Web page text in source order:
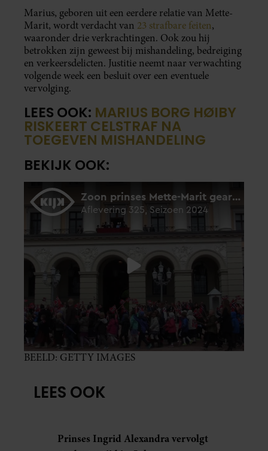
Marius, geboren uit een eerdere relatie van Mette-
Marit, wordt verdacht van 23 strafbare feiten,
waaronder drie verkrachtingen. Ook zou hij
betrokken zijn geweest bij mishandeling, bedreiging
en verkeersdelicten. Justitie neemt naar verwachting
volgende week een besluit over een eventuele
vervolging.
LEES OOK: MARIUS BORG HØIBY
RISKEERT CELSTRAF NA
TOEGEVEN MISHANDELING
BEKIJK OOK:
BEELD: GETTY IMAGES
LEES OOK
Prinses Ingrid Alexandra vervolgt